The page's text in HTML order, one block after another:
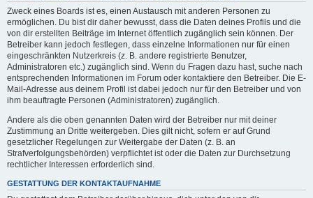
Zweck eines Boards ist es, einen Austausch mit anderen Personen zu
ermöglichen. Du bist dir daher bewusst, dass die Daten deines Profils und die
von dir erstellten Beiträge im Internet öffentlich zugänglich sein können. Der
Betreiber kann jedoch festlegen, dass einzelne Informationen nur für einen
eingeschränkten Nutzerkreis (z. B. andere registrierte Benutzer,
Administratoren etc.) zugänglich sind. Wenn du Fragen dazu hast, suche nach
entsprechenden Informationen im Forum oder kontaktiere den Betreiber. Die E-
Mail-Adresse aus deinem Profil ist dabei jedoch nur für den Betreiber und von
ihm beauftragte Personen (Administratoren) zugänglich.
Andere als die oben genannten Daten wird der Betreiber nur mit deiner
Zustimmung an Dritte weitergeben. Dies gilt nicht, sofern er auf Grund
gesetzlicher Regelungen zur Weitergabe der Daten (z. B. an
Strafverfolgungsbehörden) verpflichtet ist oder die Daten zur Durchsetzung
rechtlicher Interessen erforderlich sind.
GESTATTUNG DER KONTAKTAUFNAHME